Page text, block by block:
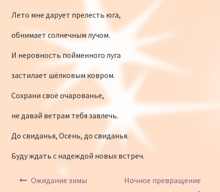
Лето мне дарует прелесть юга,
обнимает солнечным лучом.
И неровность пойменного луга
застилает шёлковым ковром.
Сохрани своё очарованье,
не давай ветрам тебя завлечь.
До свиданья, Осень, до свиданья.
Буду ждать с надеждой новых встреч.
Навигация по записям
Ожидание зимы Ночное превращение